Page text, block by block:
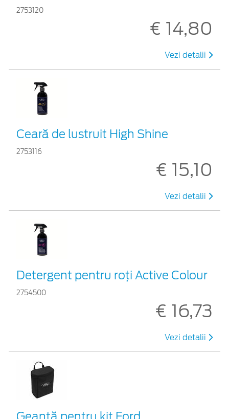
2753120
€ 14,80
Vezi detalii
Ceară de lustruit High Shine
2753116
€ 15,10
Vezi detalii
Detergent pentru roți Active Colour
2754500
€ 16,73
Vezi detalii
Geantă pentru kit Ford